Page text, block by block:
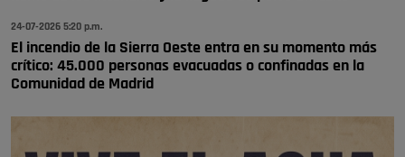
24-07-2026 5:20 p.m.
El incendio de la Sierra Oeste entra en su momento más
crítico: 45.000 personas evacuadas o confinadas en la
Comunidad de Madrid